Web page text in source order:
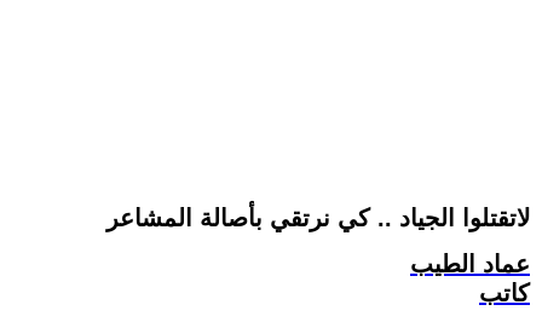
لاتقتلوا الجياد .. كي نرتقي بأصالة المشاعر
عماد الطيب
كاتب